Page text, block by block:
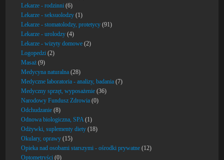
Lekarze - rodzinni (6)
Lekarze - seksuolodzy (1)
Lekarze - stomatolodzy, protetycy (91)
Lekarze - urolodzy (4)
Lekarze - wizyty domowe (2)
Logopedzi (2)
Masaż (9)
Medycyna naturalna (28)
Medyczne laboratoria - analizy, badania (7)
Medyczny sprzęt, wyposażenie (36)
Narodowy Fundusz Zdrowia (0)
Odchudzanie (8)
Odnowa biologiczna, SPA(1)
Odżywki, suplementy diety (18)
Okulary, oprawy (15)
Opieka nad osobami starszymi - ośrodki prywatne (12)
Optometryści (0)